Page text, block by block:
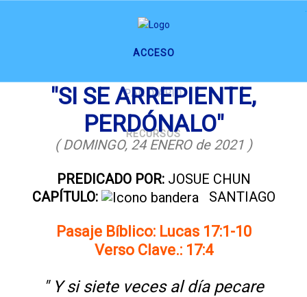
ACCESO
PAN DIARIO
RECURSOS
"SI SE ARREPIENTE,
PERDÓNALO"
( DOMINGO, 24 ENERO de 2021 )
PREDICADO POR: JOSUE CHUN
CAPÍTULO:
SANTIAGO
Pasaje Bíblico: Lucas 17:1-10
Verso Clave.: 17:4
" Y si siete veces al día pecare